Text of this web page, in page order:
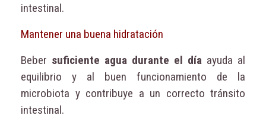
intestinal.
Mantener una buena hidratación
Beber suficiente agua durante el día ayuda al
equilibrio y al buen funcionamiento de la
microbiota y contribuye a un correcto tránsito
intestinal.